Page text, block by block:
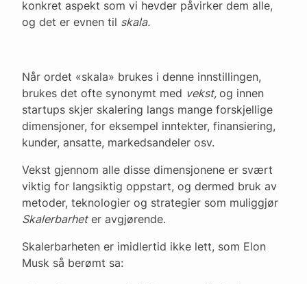
konkret aspekt som vi hevder påvirker dem alle,
og det er evnen til skala.
Når ordet «skala» brukes i denne innstillingen,
brukes det ofte synonymt med vekst, og innen
startups skjer skalering langs mange forskjellige
dimensjoner, for eksempel inntekter, finansiering,
kunder, ansatte, markedsandeler osv.
Vekst gjennom alle disse dimensjonene er svært
viktig for langsiktig oppstart, og dermed bruk av
metoder, teknologier og strategier som muliggjør
Skalerbarheter avgjørende.
Skalerbarheten er imidlertid ikke lett, som Elon
Musk så berømt sa: